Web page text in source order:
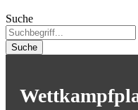
Suche
Suche